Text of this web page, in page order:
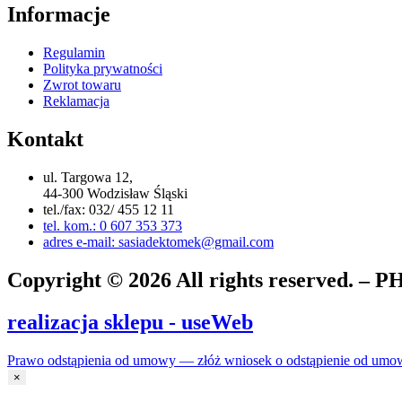
Informacje
Regulamin
Polityka prywatności
Zwrot towaru
Reklamacja
Kontakt
ul. Targowa 12,
44-300 Wodzisław Śląski
tel./fax: 032/ 455 12 11
tel. kom.: 0 607 353 373
adres e-mail: sasiadektomek@gmail.com
Copyright © 2026 All rights reserved. –
realizacja sklepu - useWeb
Prawo odstąpienia od umowy — złóż wniosek o odstąpienie od
×